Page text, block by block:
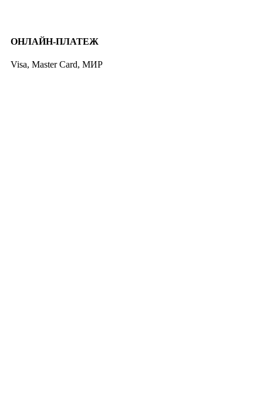
ОНЛАЙН-ПЛАТЕЖ
Visa, Master Card, МИР